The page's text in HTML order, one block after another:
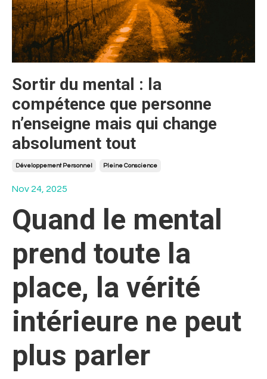
Sortir du mental : la
compétence que personne
n’enseigne mais qui change
absolument tout
Développement Personnel Pleine Conscience
Nov 24, 2025
Quand le mental
prend toute la
place, la vérité
intérieure ne peut
plus parler